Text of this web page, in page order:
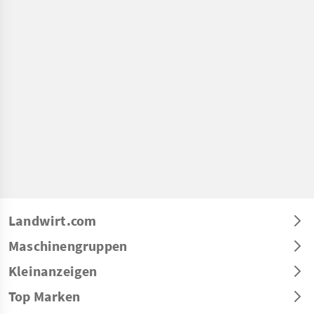
Landwirt.com
Maschinengruppen
Kleinanzeigen
Top Marken